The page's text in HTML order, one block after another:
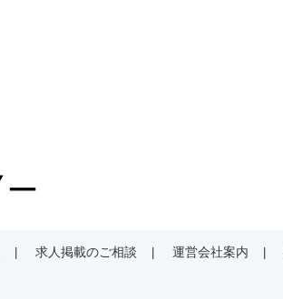
求人掲載のご相談 運営会社案内